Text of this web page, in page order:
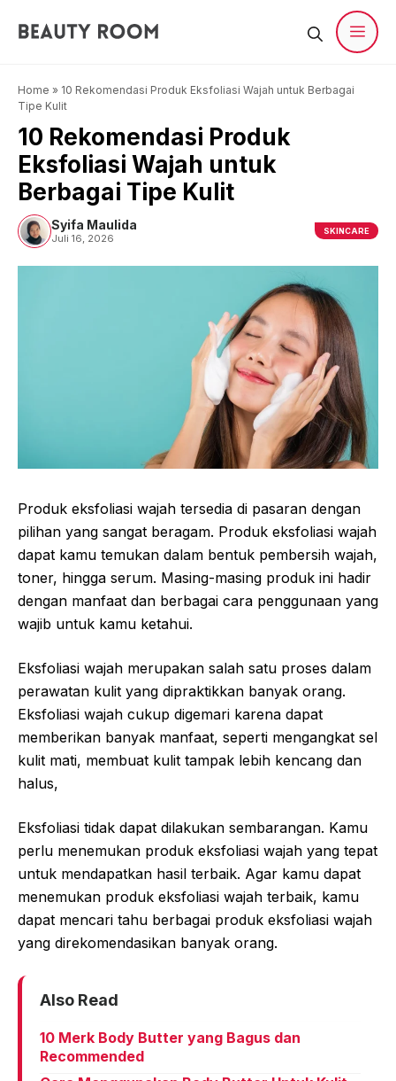
Home » 10 Rekomendasi Produk Eksfoliasi Wajah untuk Berbagai
Tipe Kulit
10 Rekomendasi Produk
Eksfoliasi Wajah untuk
Berbagai Tipe Kulit
Syifa Maulida
Juli 16, 2026
SKINCARE
Produk eksfoliasi wajah tersedia di pasaran dengan
pilihan yang sangat beragam. Produk eksfoliasi wajah
dapat kamu temukan dalam bentuk pembersih wajah,
toner, hingga serum. Masing-masing produk ini hadir
dengan manfaat dan berbagai cara penggunaan yang
wajib untuk kamu ketahui.
Eksfoliasi wajah merupakan salah satu proses dalam
perawatan kulit yang dipraktikkan banyak orang.
Eksfoliasi wajah cukup digemari karena dapat
memberikan banyak manfaat, seperti mengangkat sel
kulit mati, membuat kulit tampak lebih kencang dan
halus,
Eksfoliasi tidak dapat dilakukan sembarangan. Kamu
perlu menemukan produk eksfoliasi wajah yang tepat
untuk mendapatkan hasil terbaik. Agar kamu dapat
menemukan produk eksfoliasi wajah terbaik, kamu
dapat mencari tahu berbagai produk eksfoliasi wajah
yang direkomendasikan banyak orang.
Also Read
10 Merk Body Butter yang Bagus dan
Recommended